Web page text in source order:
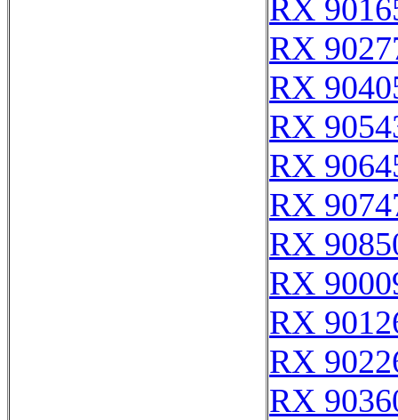
RX
RX
RX
RX
RX
RX
RX
RX
RX
RX
RX